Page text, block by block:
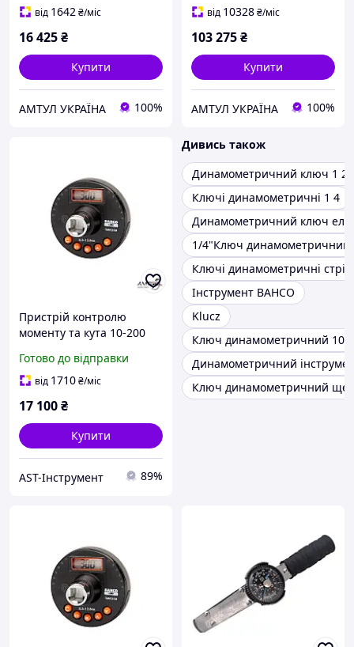
від 1642₴/міс
16 425₴
Купити
АМТУЛ УКРАЇНА 100%
від 10328₴/міс
103 275₴
Купити
АМТУЛ УКРАЇНА 100%
Пристрій контролю
моменту та кута 10-200
Готово до відправки
від 1710₴/міс
17 100₴
Купити
AST-Інструмент 89%
Дивись також
Динамометричний ключ 1 2
Ключі динамометричні 1 4
Динамометричний ключ
1/4"Ключ динамометричний
Ключі динамометричні
Інструмент BAHCO
Klucz
Ключ динамометричний 10-
Динамометричний
Ключ динамометричний